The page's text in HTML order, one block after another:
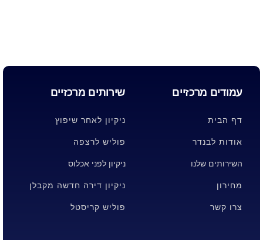
עמודים מרכזיים
דף הבית
אודות לבנדר
השירותים שלנו
מחירון
צרו קשר
שירותים מרכזיים
ניקיון לאחר שיפוץ
פוליש לרצפה
ניקיון לפני אכלוס
ניקיון דירה חדשה מקבלן
פוליש קריסטל